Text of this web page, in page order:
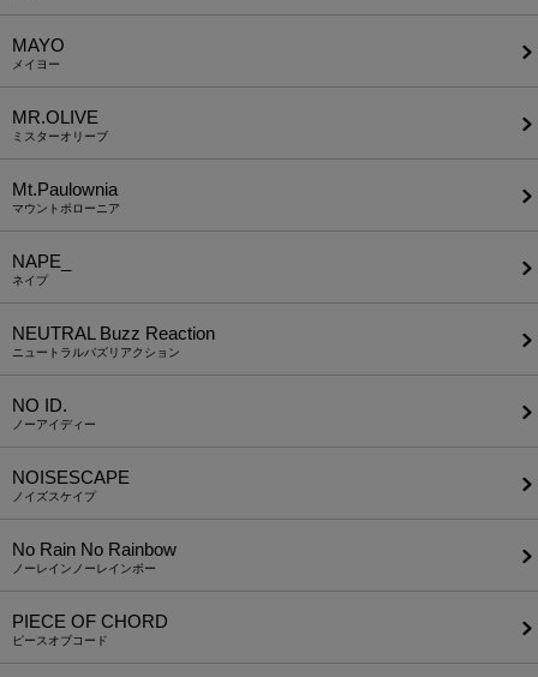
MAYO
メイヨー
MR.OLIVE
ミスターオリーブ
Mt.Paulownia
マウントポローニア
NAPE_
ネイプ
NEUTRAL Buzz Reaction
ニュートラルバズリアクション
NO ID.
ノーアイディー
NOISESCAPE
ノイズスケイプ
No Rain No Rainbow
ノーレインノーレインボー
PIECE OF CHORD
ピースオブコード